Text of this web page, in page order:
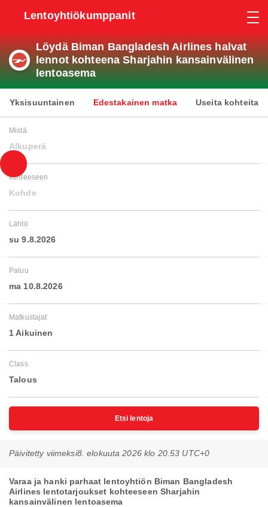
Lentoyhtiökumppanit
Löydä Biman Bangladesh Airlines halvat
lennot kohteena Sharjahin kansainvälinen
lentoasema
Yksisuuntainen Edestakainen matka Useita kohteita
Mistä
Alkuperä
kohteeseen
Kohde
Lähtö
su 9.8.2026
Paluu
ma 10.8.2026
Matkustajat
1 Aikuinen
Class
Talous
Etsi lentoja
Päivitetty viimeksi8. elokuuta 2026 klo 20.53 UTC+0
Varaa ja hanki parhaat lentoyhtiön Biman Bangladesh
Airlines lentotarjoukset kohteeseen Sharjahin
kansainvälinen lentoasema